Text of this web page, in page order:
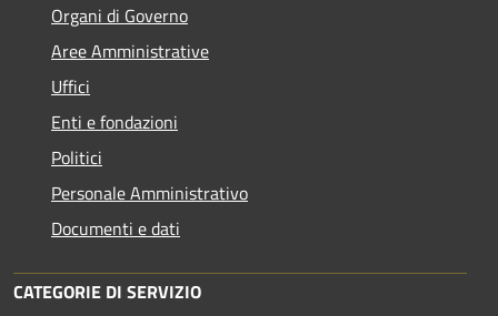
Organi di Governo
Aree Amministrative
Uffici
Enti e fondazioni
Politici
Personale Amministrativo
Documenti e dati
CATEGORIE DI SERVIZIO